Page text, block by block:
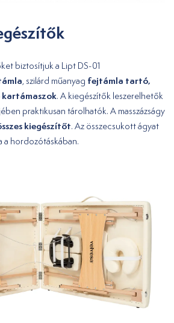
biztosítjuk a Lipt DS-01
, szilárd műanyag fejtámla tartó,
kartámaszok. A kiegészítők leszerelhetők
praktikusan tárolhatók. A masszázságy
kiegészítőt. Az összecsukott ágyat
a hordozótáskában.